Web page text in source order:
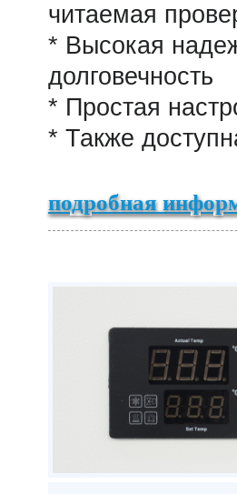
читаемая
* Высокая
* Простая
* Также
подробная